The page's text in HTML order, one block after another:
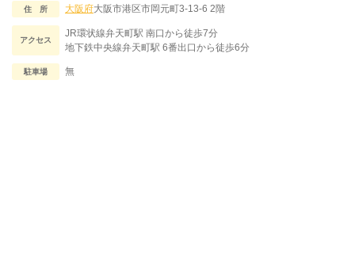
住 所 大阪府大阪市港区市岡元町3-13-6 2階
アクセス
JR環状線弁天町駅 南口から徒歩7分
地下鉄中央線弁天町駅 6番出口から徒歩6分
駐車場 無